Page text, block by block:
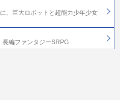
、巨大ロボットと超能力少年少女
編ファンタジーSRPG